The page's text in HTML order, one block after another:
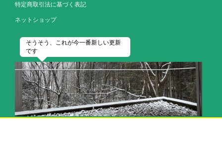
特定商取引法に基づく表記
ネットショップ
そうそう、これが今一番新しい更新
です